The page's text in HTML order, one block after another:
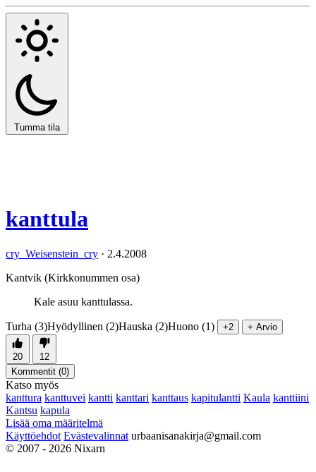
Tumma tila
kanttula
cry_Weisenstein_cry · 2.4.2008
Kantvik (Kirkkonummen osa)
Kale asuu kanttulassa.
Turha (3)Hyödyllinen (2)Hauska (2)Huono (1) +2 + Arvio
20
12
Kommentit (0)
Katso myös
kanttura kanttuvei kantti kanttari kanttaus kapitulantti Kaula kanttiini
Kantsu kapula
Lisää oma määritelmä
Käyttöehdot Evästevalinnat urbaanisanakirja@gmail.com
© 2007 - 2026 Nixarn